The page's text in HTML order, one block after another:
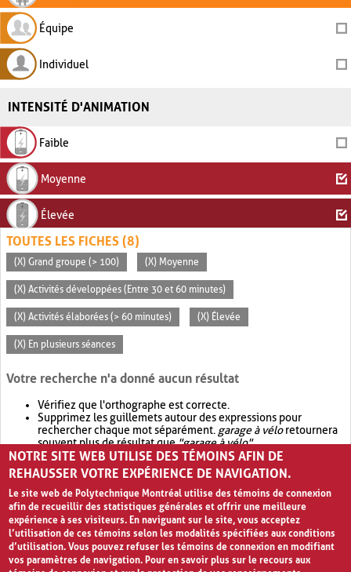
Équipe
Individuel
INTENSITÉ D'ANIMATION
Faible
Moyenne
Élevée
TOUTES LES FICHES (8)
(X) Grand groupe (> 100) (X) Moyenne
(X) Activités développées (Entre 30 et 60 minutes)
(X) Activités élaborées (> 60 minutes) (X) Élevée
(X) En plusieurs séances
Votre recherche n'a donné aucun résultat
Vérifiez que l'orthographe est correcte.
Supprimez les guillemets autour des expressions pour
rechercher chaque mot séparément. garage à véloretournera
souvent plus de résultat que"garage à vélo".
Envisagez d'élargir votre recherche avec OR.garage OR vélo
retournera souvent plus de résultat quegarage à vélo
NOTRE SITE WEB UTILISE DES TÉMOINS AFIN DE
REHAUSSER VOTRE EXPÉRIENCE DE NAVIGATION.
Le site web de Polytechnique Montréal utilise des témoins de connexion
afin de recueillir des statistiques générales et offrir une meilleure
expérience à ses visiteurs. En naviguant sur le site, vous acceptez
l’utilisation de ces témoins selon les modalités spécifiées aux conditions
d’utilisation. Vous pouvez refuser les témoins de connexion en modifiant
vos paramètres de navigation. Pour en savoir plus sur le recours aux